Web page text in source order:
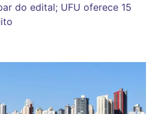
do edital; UFU oferece 15